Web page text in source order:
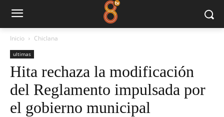
Inicio Chiclana
ultimas
Hita rechaza la modificación
del Reglamento impulsada por
el gobierno municipal